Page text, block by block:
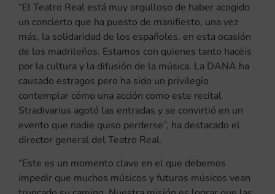
“El Teatro Real está muy orgulloso de haber acogido
un concierto que ha puesto de manifiesto, una vez
más, la solidaridad de los españoles, en esta ocasión
de los madrileños. Estamos con quienes tanto hacéis
por la cultura y la difusión de la música. La DANA ha
causado estragos pero ha sido un privilegio
contemplar cómo una acción como este recital
Stradivarius agotó las entradas y se convirtió en un
evento que nadie quiso perderse”, ha destacado el
director general del Teatro Real.
“Este es un momento clave en el que debemos
impedir que muchos músicos y futuros músicos vean